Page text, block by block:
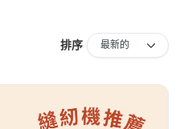
排序